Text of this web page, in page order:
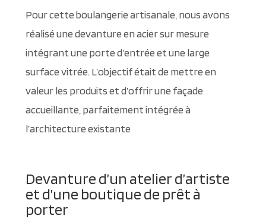
Pour cette boulangerie artisanale, nous avons
réalisé une devanture en acier sur mesure
intégrant une porte d’entrée et une large
surface vitrée. L’objectif était de mettre en
valeur les produits et d’offrir une façade
accueillante, parfaitement intégrée à
l’architecture existante
Devanture d’un atelier d’artiste
et d’une boutique de prêt à
porter